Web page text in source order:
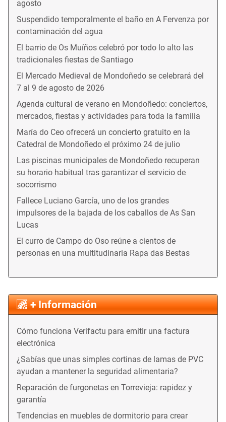
agosto
Suspendido temporalmente el baño en A Fervenza por
contaminación del agua
El barrio de Os Muíños celebró por todo lo alto las
tradicionales fiestas de Santiago
El Mercado Medieval de Mondoñedo se celebrará del
7 al 9 de agosto de 2026
Agenda cultural de verano en Mondoñedo: conciertos,
mercados, fiestas y actividades para toda la familia
María do Ceo ofrecerá un concierto gratuito en la
Catedral de Mondoñedo el próximo 24 de julio
Las piscinas municipales de Mondoñedo recuperan
su horario habitual tras garantizar el servicio de
socorrismo
Fallece Luciano García, uno de los grandes
impulsores de la bajada de los caballos de As San
Lucas
El curro de Campo do Oso reúne a cientos de
personas en una multitudinaria Rapa das Bestas
+ Información
Cómo funciona Verifactu para emitir una factura
electrónica
¿Sabías que unas simples cortinas de lamas de PVC
ayudan a mantener la seguridad alimentaria?
Reparación de furgonetas en Torrevieja: rapidez y
garantía
Tendencias en muebles de dormitorio para crear